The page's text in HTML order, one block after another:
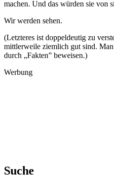
machen. Und das würden sie von
Wir werden sehen.
(Letzteres ist doppeldeutig zu
mittlerweile ziemlich gut sind.
durch „Fakten” beweisen.)
Werbung
Suche